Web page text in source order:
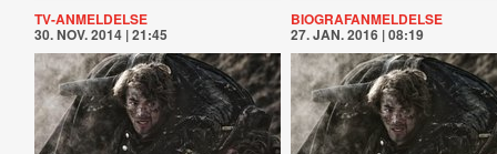
TV-ANMELDELSE
30. NOV. 2014 | 21:45
BIOGRAFANMELDELSE
27. JAN. 2016 | 08:19